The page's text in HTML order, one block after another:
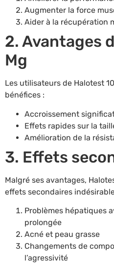
Augmenter la force
Aider à la récupération
2. Avantages
Mg
Les utilisateurs de Halotest
bénéfices :
Accroissement
Effets rapides sur la
Amélioration de la
3. Effets
Malgré ses avantages,
effets secondaires
Problèmes hépatiques
prolongée
Acné et peau grasse
Changements de
l’agressivité